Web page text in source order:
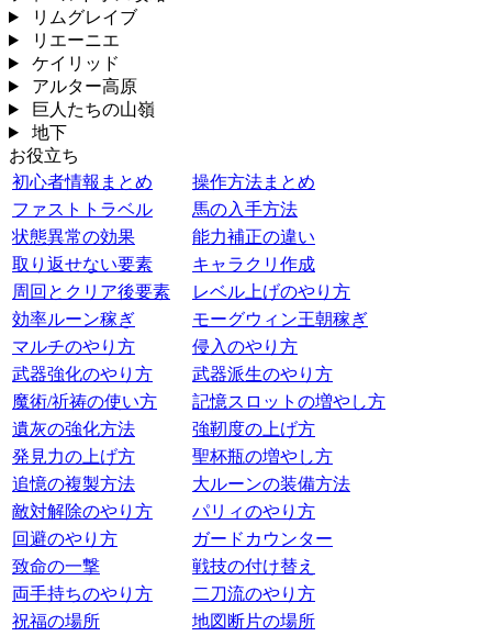
リムグレイブ
リエーニエ
ケイリッド
アルター高原
巨人たちの山嶺
地下
お役立ち
初心者情報まとめ
操作方法まとめ
ファストトラベル
馬の入手方法
状態異常の効果
能力補正の違い
取り返せない要素
キャラクリ作成
周回とクリア後要素
レベル上げのやり方
効率ルーン稼ぎ
モーグウィン王朝稼ぎ
マルチのやり方
侵入のやり方
武器強化のやり方
武器派生のやり方
魔術/祈祷の使い方
記憶スロットの増やし方
遺灰の強化方法
強靭度の上げ方
発見力の上げ方
聖杯瓶の増やし方
追憶の複製方法
大ルーンの装備方法
敵対解除のやり方
パリィのやり方
回避のやり方
ガードカウンター
致命の一撃
戦技の付け替え
両手持ちのやり方
二刀流のやり方
祝福の場所
地図断片の場所